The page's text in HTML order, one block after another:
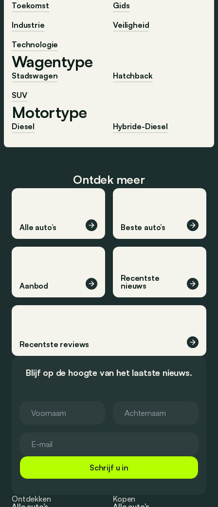
Toekomst
Gids
Industrie
Veiligheid
Technologie
Wagentype
Stadswagen
Hatchback
SUV
Motortype
Diesel Hybride-Diesel
Ontdek meer
Alle auto’s Beste auto’s
Aanbod
Recentste
nieuws
Recentste reviews
Blijf op de hoogte van het laatste nieuws.
Schrijf u in
Ontdekken
Kopen